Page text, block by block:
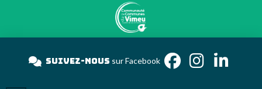
Suivez-noussur Faceb